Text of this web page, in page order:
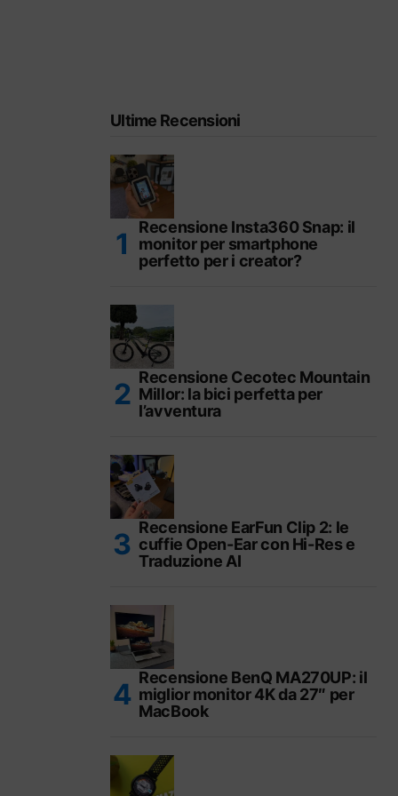
Ultime Recensioni
Recensione Insta360 Snap: il
monitor per smartphone
perfetto per i creator?
Recensione Cecotec Mountain
Millor: la bici perfetta per
l’avventura
Recensione EarFun Clip 2: le
cuffie Open-Ear con Hi-Res e
Traduzione AI
Recensione BenQ MA270UP: il
miglior monitor 4K da 27″ per
MacBook